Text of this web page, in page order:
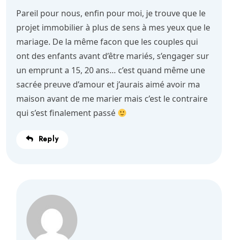
Pareil pour nous, enfin pour moi, je trouve que le
projet immobilier à plus de sens à mes yeux que le
mariage. De la même facon que les couples qui
ont des enfants avant d’être mariés, s’engager sur
un emprunt a 15, 20 ans… c’est quand même une
sacrée preuve d’amour et j’aurais aimé avoir ma
maison avant de me marier mais c’est le contraire
qui s’est finalement passé
Reply